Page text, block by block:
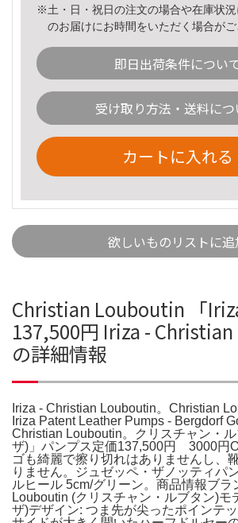
※土・日・祝日の注文の場合や在庫状
のお届けにお時間をいただく場合がご
即日出荷条件につい
受け取り方法・送料につ
カートに入れる
欲しいものリストに追
Christian Louboutin 「
137,500円 Iriza -
の詳細情報
Iriza - Christian Louboutin。Christian
Iriza Patent Leather Pumps - Bergdorf
Christian Louboutin。クリスチャン・
ザ)」パンプス定価137,500円 3000円
ゴも綺麗で擦り切れはありませんし、
りません。ジュゼッペ・ザノッティパ
ルヒール 5cm/グリーン。商品情報ブラ
Louboutin (クリスチャン・ルブタン)モ
ザ)デザイン: つま先が尖ったポインテ